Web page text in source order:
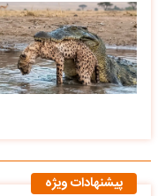
پیشنهادات ویژه